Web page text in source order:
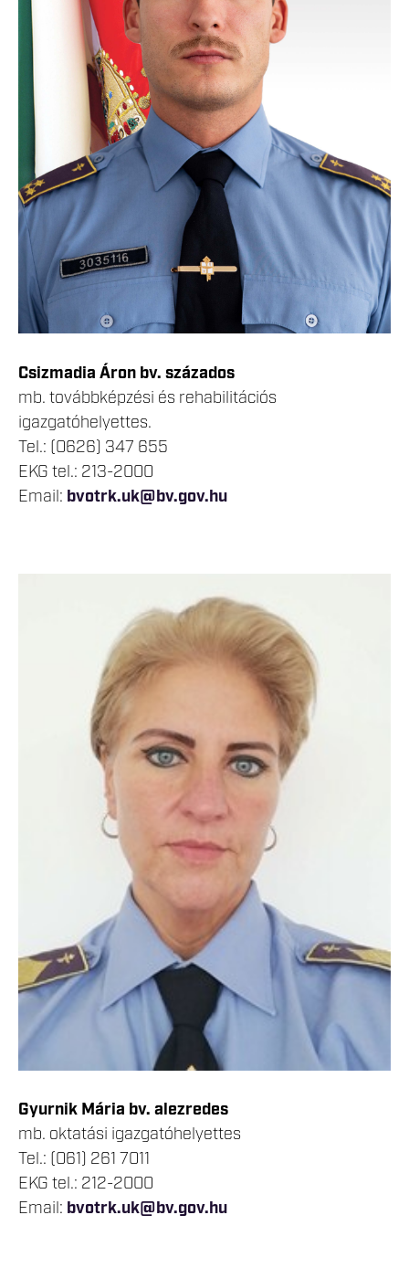
Csizmadia Áron bv. százados
mb. továbbképzési és rehabilitációs
igazgatóhelyettes.
Tel.: (0626) 347 655
EKG tel.: 213-2000
Email: bvotrk.uk@bv.gov.hu
Gyurnik Mária bv. alezredes
mb. oktatási igazgatóhelyettes
Tel.: (061) 261 7011
EKG tel.: 212-2000
Email: bvotrk.uk@bv.gov.hu